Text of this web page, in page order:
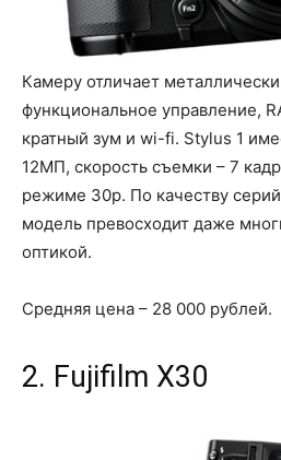
Камеру отличает
функциональное управление,
кратный зум и wi-fi. Stylus 1
12МП, скорость съемки – 7
режиме 30p. По качеству
модель превосходит даже
оптикой.
Средняя цена – 28 000 рублей.
2. Fujifilm X30